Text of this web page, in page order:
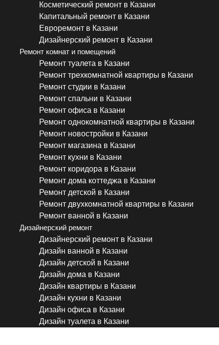
Косметический ремонт в Казани
Капитальный ремонт в Казани
Евроремонт в Казани
Дизайнерский ремонт в Казани
Ремонт комнат и помещений
Ремонт туалета в Казани
Ремонт трехкомнатной квартиры в Казани
Ремонт студии в Казани
Ремонт спальни в Казани
Ремонт офиса в Казани
Ремонт однокомнатной квартиры в Казани
Ремонт новостройки в Казани
Ремонт магазина в Казани
Ремонт кухни в Казани
Ремонт коридора в Казани
Ремонт дома коттеджа в Казани
Ремонт детской в Казани
Ремонт двухкомнатной квартиры в Казани
Ремонт ванной в Казани
Дизайнерский ремонт
Дизайнерский ремонт в Казани
Дизайн ванной в Казани
Дизайн детской в Казани
Дизайн дома в Казани
Дизайн квартиры в Казани
Дизайн кухни в Казани
Дизайн офиса в Казани
Дизайн туалета в Казани